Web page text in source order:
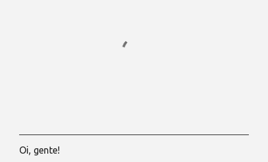
P
Oi, gente!